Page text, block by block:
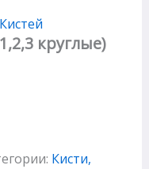
круглые)
Кисти,